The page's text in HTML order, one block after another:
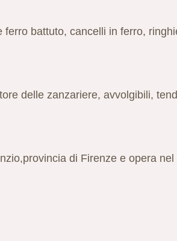
battuto, cancelli in ferro,
delle zanzariere, avvolgibili,
di Firenze e opera